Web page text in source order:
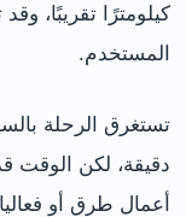
كيلومترًا تقريبًا،
المستخدم.
دقيقة، لكن الوقت
أعمال طرق أو